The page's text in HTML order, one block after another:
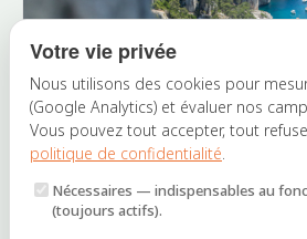
Votre vie privée
Nous utilisons des cookies pour
(Google Analytics) et évaluer nos
Vous pouvez tout accepter, tout
politique de confidentialité.
Nécessaires — indispensables au
(toujours actifs).